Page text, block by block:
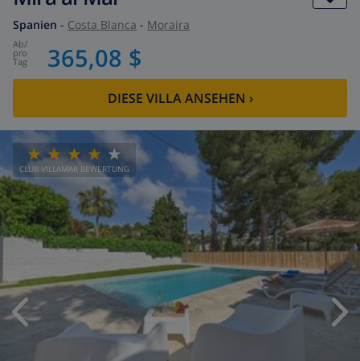
Spanien - Costa Blanca - Moraira
ab/
pro
Tag 365,08 $
DIESE VILLA ANSEHEN ›
CLUB VILLAMAR BEWERTUNG